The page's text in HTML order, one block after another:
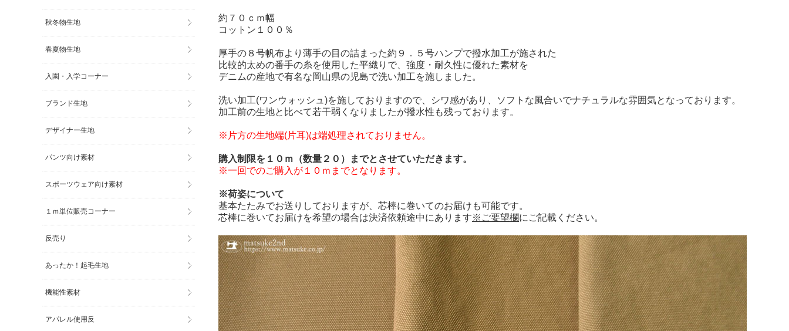
約７０ｃｍ幅
コットン１００％
厚手の８号帆布より薄手の目の詰まった約９．５号ハンプで撥水加工が施された
比較的太めの番手の糸を使用した平織りで、強度・耐久性に優れた素材を
デニムの産地で有名な岡山県の児島で洗い加工を施しました。
洗い加工(ワンウォッシュ)を施しておりますので、シワ感があり、ソフトな風合いでナチュラルな雰囲気となっております。
加工前の生地と比べて若干弱くなりましたが撥水性も残っております。
※片方の生地端(片耳)は端処理されておりません。
購入制限を１０ｍ（数量２０）までとさせていただきます。
※一回でのご購入が１０ｍまでとなります。
※荷姿について
基本たたみでお送りしておりますが、芯棒に巻いてのお届けも可能です。
芯棒に巻いてお届けを希望の場合は決済依頼途中にあります※ご要望欄にご記載ください。
秋冬物生地
春夏物生地
入園・入学コーナー
ブランド生地
デザイナー生地
パンツ向け素材
スポーツウェア向け素材
１ｍ単位販売コーナー
反売り
あったか！起毛生地
機能性素材
アパレル使用反